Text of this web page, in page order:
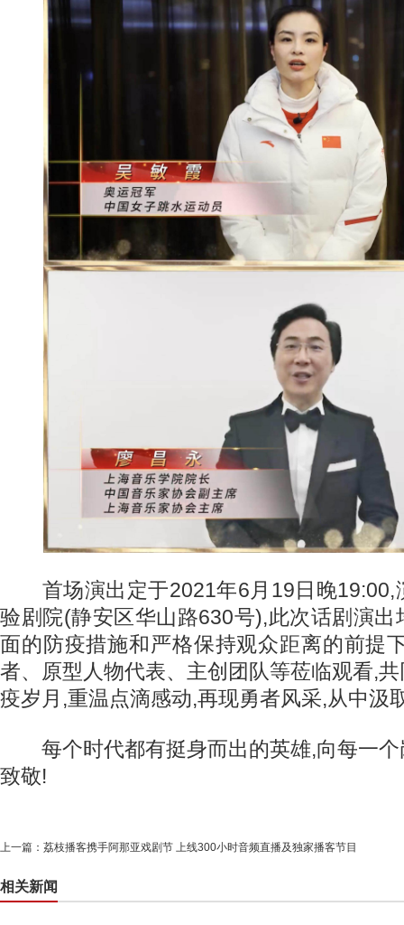
首场演出定于2021年6月19日晚19:00,
验剧院(静安区华山路630号),此次话剧演出
面的防疫措施和严格保持观众距离的前提
者、原型人物代表、主创团队等莅临观看,
疫岁月,重温点滴感动,再现勇者风采,从中汲
每个时代都有挺身而出的英雄,向每一个
致敬!
上一篇： 荔枝播客携手阿那亚戏剧节 上线300小时音频直播及独家播客节目
相关新闻